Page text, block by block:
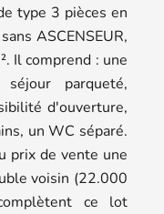
type 3 pièces en
ASCENSEUR,
Il comprend : une
parqueté,
d'ouverture,
un WC séparé.
prix de vente une
voisin (22.000
ce lot